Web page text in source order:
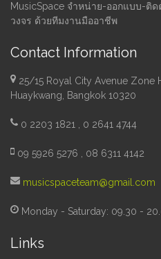
MusicSpace จำหน่าย-ออกแบบ-ติ
วงจร ด้วยทีมงานมืออาชีพ
Contact Information
25/15 Royal City Avenue Zone
Huaykwang, Bangkok 10320
0 2203 1821 , 0 2641 4744
09 5926 5276 , 08 6311 4142
musicspaceteam@gmail.com
Monday - Saturday: 09.30 -
Links